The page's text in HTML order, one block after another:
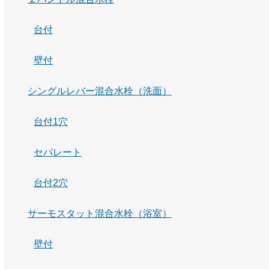
台付
壁付
シングルレバー混合水栓（洗面）
台付1穴
セパレート
台付2穴
サーモスタット混合水栓（浴室）
壁付